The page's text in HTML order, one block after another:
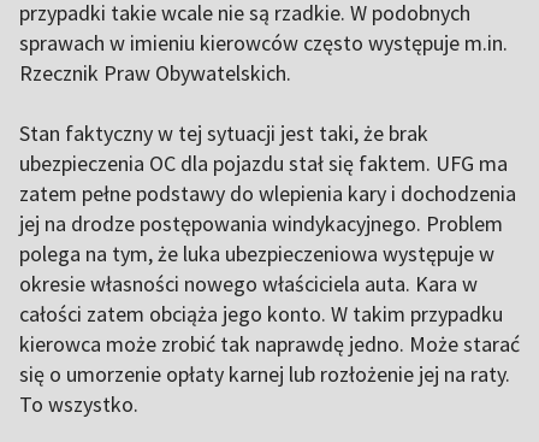
przypadki takie wcale nie są rzadkie. W podobnych
sprawach w imieniu kierowców często występuje m.in.
Rzecznik Praw Obywatelskich.
Stan faktyczny w tej sytuacji jest taki, że brak
ubezpieczenia OC dla pojazdu stał się faktem. UFG ma
zatem pełne podstawy do wlepienia kary i dochodzenia
jej na drodze postępowania windykacyjnego. Problem
polega na tym, że luka ubezpieczeniowa występuje w
okresie własności nowego właściciela auta. Kara w
całości zatem obciąża jego konto. W takim przypadku
kierowca może zrobić tak naprawdę jedno. Może starać
się o umorzenie opłaty karnej lub rozłożenie jej na raty.
To wszystko.